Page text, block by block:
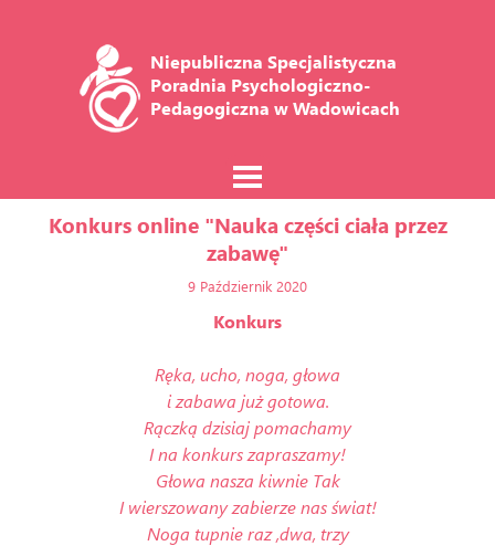
Niepubliczna Specjalistyczna
Poradnia Psychologiczno-
Pedagogiczna w Wadowicach
Konkurs online "Nauka części ciała przez
zabawę"
9 Październik 2020
Konkurs
Ręka, ucho, noga, głowa
i zabawa już gotowa.
Rączką dzisiaj pomachamy
I na konkurs zapraszamy!
Głowa nasza kiwnie Tak
I wierszowany zabierze nas świat!
Noga tupnie raz ,dwa, trzy